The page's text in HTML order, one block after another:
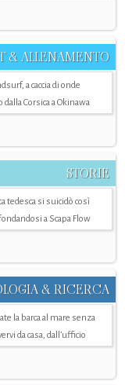
& ALLENAMENTO
a caccia di onde
dalla Corsica a Okinawa
STORIE
tedesca si suicidò così
a Scapa Flow
& RICERCA
la barca al mare senza
da casa, dall’ufficio